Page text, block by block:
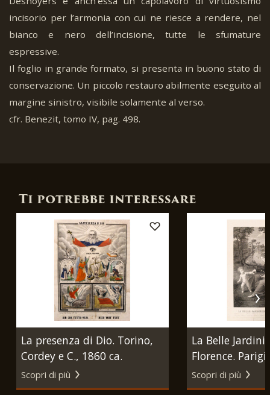
incisorio per l’armonia con cui ne riesce a rendere, nel
bianco e nero dell’incisione, tutte le sfumature
espressive.
Il foglio in grande formato, si presenta in buono stato di
conservazione. Un piccolo restauro abilmente eseguito al
margine sinistro, visibile solamente al verso.
cfr. Benezit, tomo IV, pag. 498.
Ti potrebbe interessare
La presenza di Dio. Torino,
Cordey e C., 1860 ca.
Scopri di più
La Belle
Florence.
Gaspard Louis
Desnoyers,
Scopri di più